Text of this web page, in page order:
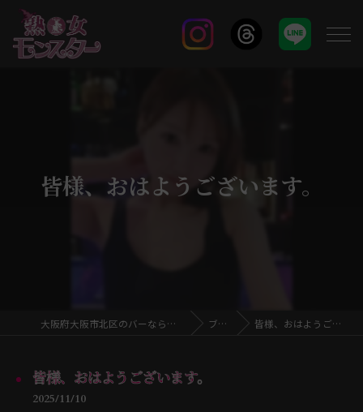
​皆様、おはようございます。
大阪府大阪市北区のバーなら熟女モンスター ブログ ​皆様、おはようございます。
​皆様、おはようございます。
2025/11/10